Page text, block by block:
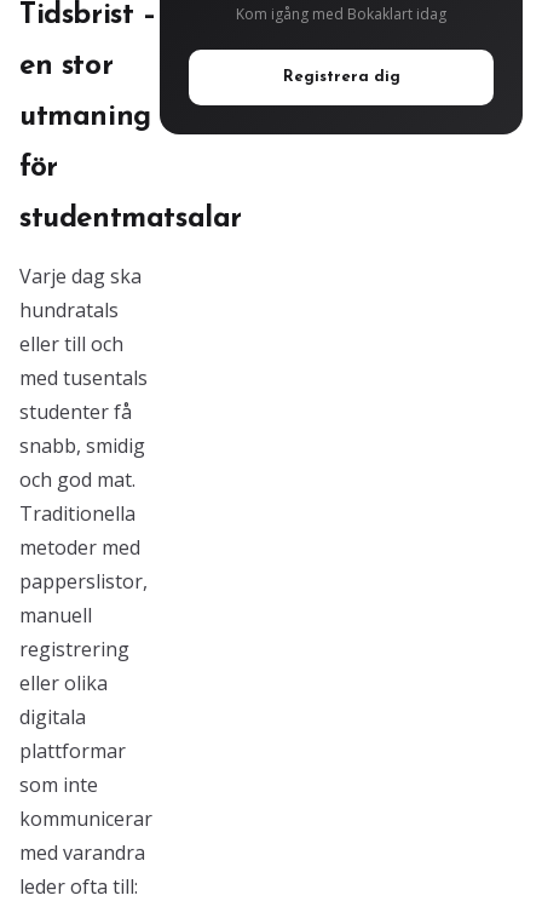
Tidsbrist –
en stor
utmaning
för
studentmatsalar
Varje dag ska
hundratals
eller till och
med tusentals
studenter få
snabb, smidig
och god mat.
Traditionella
metoder med
papperslistor,
manuell
registrering
eller olika
digitala
plattformar
som inte
kommunicerar
med varandra
leder ofta till:
Kom igång med Bokaklart idag
Registrera dig